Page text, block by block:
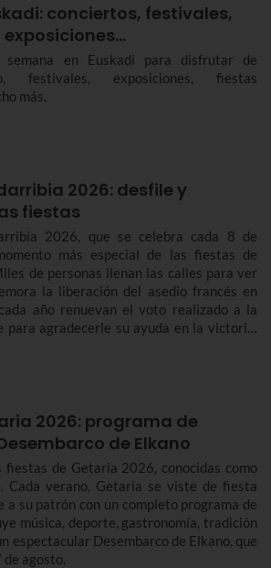
conciertos, festivales,
en Euskadi para disfrutar de
festivales, exposiciones, fiestas
más.
2026: desfile y
fiestas
2026, que se celebra cada 8 de
más especial de las fiestas de
de personas llenan las calles para ver
la liberación del asedio francés en
año renuevan el voto realizado a la
para agradecerle su ayuda en la victoria.
2026: programa de
de Elkano
fiestas de Getaria 2026, conocidas como
Cada verano, Getaria se viste de fiesta
a su patrón con un completo programa de
música, deporte, gastronomía, tradición
espectacular Desembarco de Elkano, que
de agosto.